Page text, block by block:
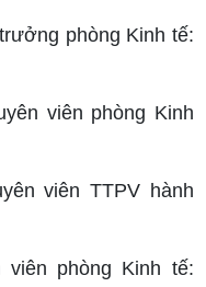
phòng Kinh tế:
viên phòng Kinh
viên TTPV hành
phòng Kinh tế: